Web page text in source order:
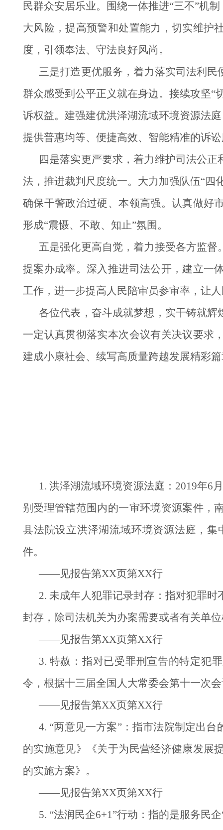
民群众安居乐业。围绕一体推进“三不”机
大风险，提高预警和处置能力，切实维护
度，引领奉法、守法良好风尚。
三是打造更优服务，着力落实司法利
群众感受到公平正义就在身边。接续攻坚“
诉权益。建强建优洪泽湖流域环境资源法
提供普惠均等、便捷高效、智能精准的诉
四是落实更严要求，着力维护司法公
法，推进裁判尺度统一。大力加强队伍“四
确保干警政治过硬、本领高强。认真做好
形成“震慑、不敢、知止”氛围。
五是强化更高自觉，着力接受各方监
提案办成率。深入推进司法公开，建立一
工作，进一步提高人民陪审员参审率，让
各位代表，奋斗成就梦想，实干铸就
一定认真贯彻落实本次会议有关决议要求
建成小康社会、续写高质量跨越发展精彩
1. 洪泽湖流域环境资源法庭：2019年6
别受理管辖范围内的一审环境资源案件，
县法院设立洪泽湖流域环境资源法庭，
件。
——见报告第XX页第XX行
2. 未成年人犯罪记录封存：指对犯罪
封存，除司法机关为办案需要或者有关单
——见报告第XX页第XX行
3. 特赦：指对已受罪刑宣告的特定犯
令，根据十三届全国人大常委会第十一次
——见报告第XX页第XX行
4. “两意见一方案”：指市法院制定出
的实施意见》《关于为民营经济健康发展
的实施方案》。
——见报告第XX页第XX行
5. “法润民企6+1”行动：指的是服务民